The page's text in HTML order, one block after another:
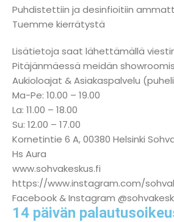
Puhdistettiin ja desinfioitiin
Tuemme kierrätystä
Lisätietoja saat lähettämällä
Pitäjänmäessä meidän
Aukioloajat & Asiakaspalvelu
Ma-Pe: 10.00 – 19.00
La: 11.00 – 18.00
Su: 12.00 – 17.00
Kornetintie 6 A, 00380 Helsinki
Hs Aura
www.sohvakeskus.fi
https://www.instagram.com/
Facebook & Instagram
14 päivän